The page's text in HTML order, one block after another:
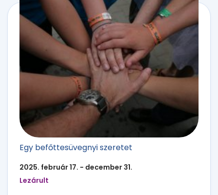
Egy befőttesüvegnyi szeretet
2025. február 17. - december 31.
Lezárult